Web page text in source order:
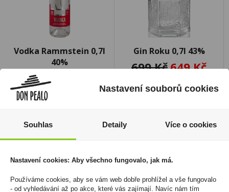
Vodka Rammstein 0,7l
40%
689 Kč
Cena za:
Skladem:
Gin Roku 0,7l 43%
699 Kč649 Kč
1 ks
Skladem:5 - 50 ks
Nastavení souborů cookies
Souhlas Detaily Více o cookies
Nastavení cookies: Aby všechno fungovalo, jak má.
Používáme cookies, aby se vám web dobře prohlížel a vše fungovalo
- od vyhledávání až po akce, které vás zajímají. Navíc nám tím